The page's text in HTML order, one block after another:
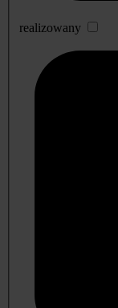
realizowany